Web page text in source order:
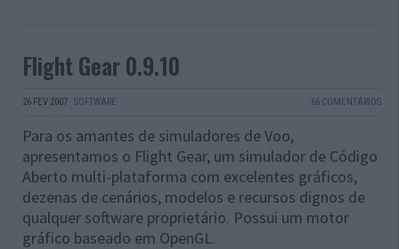
Flight Gear 0.9.10
26 FEV 2007 · SOFTWARE 66 COMENTÁRIOS
Para os amantes de simuladores de Voo,
apresentamos o Flight Gear, um simulador de Código
Aberto multi-plataforma com excelentes gráficos,
dezenas de cenários, modelos e recursos dignos de
qualquer software proprietário. Possui um motor
gráfico baseado em OpenGL.